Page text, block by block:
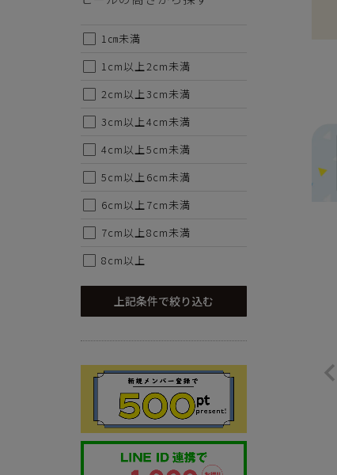
1㎝未満
1cm以上2cm未満
2cm以上3cm未満
3cm以上4cm未満
4cm以上5cm未満
5cm以上6cm未満
6cm以上7cm未満
7cm以上8cm未満
8cm以上
上記条件で絞り込む